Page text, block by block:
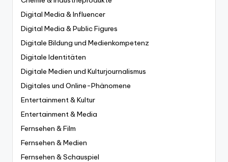
Digital Media & Influencer
Digital Media & Public Figures
Digitale Bildung und Medienkompetenz
Digitale Identitäten
Digitale Medien und Kulturjournalismus
Digitales und Online-Phänomene
Entertainment & Kultur
Entertainment & Media
Fernsehen & Film
Fernsehen & Medien
Fernsehen & Schauspiel